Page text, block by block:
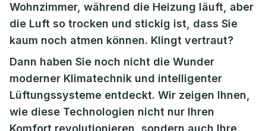
Wohnzimmer, während die Heizung läuft, aber
die Luft so trocken und stickig ist, dass Sie
kaum noch atmen können. Klingt vertraut?
Dann haben Sie noch nicht die Wunder
moderner Klimatechnik und intelligenter
Lüftungssysteme entdeckt. Wir zeigen Ihnen,
wie diese Technologien nicht nur Ihren
Komfort revolutionieren, sondern auch Ihre